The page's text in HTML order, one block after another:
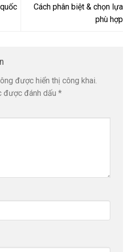
Cách phân biệt & chọn lựa
phù hợp
được hiển thị công khai.
được đánh dấu *